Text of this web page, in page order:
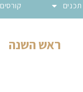
תכנים קורסים
ראש השנה